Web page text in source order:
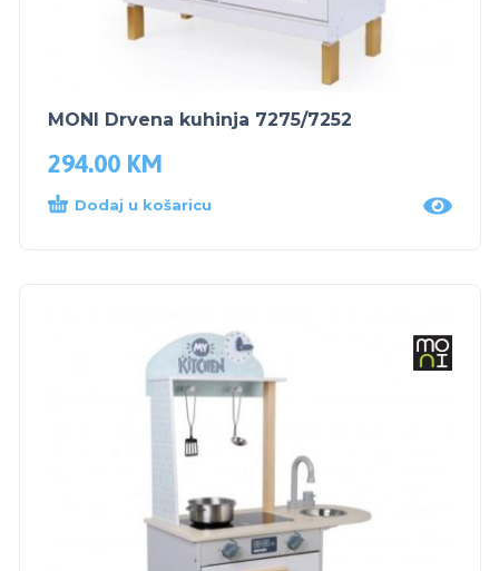
MONI Drvena kuhinja 7275/7252
294.00 KM
Dodaj u košaricu